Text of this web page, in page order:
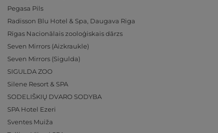
Pegasa Pils
Radisson Blu Hotel & Spa, Daugava Riga
Rīgas Nacionālais zooloģiskais dārzs
Seven Mirrors (Aizkraukle)
Seven Mirrors (Sigulda)
SIGULDA ZOO
Silene Resort & SPA
SODELIŠKIŲ DVARO SODYBA
SPA Hotel Ezeri
Sventes Muiža